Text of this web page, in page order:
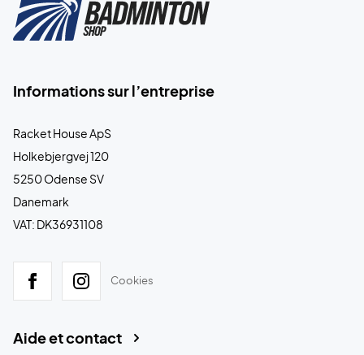
Informations sur l’entreprise
Racket House ApS
Holkebjergvej 120
5250 Odense SV
Danemark
VAT: DK36931108
Cookies
Aide et contact